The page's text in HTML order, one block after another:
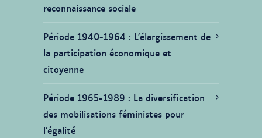
reconnaissance sociale
Période 1940-1964
L’élargissement de
la participation économique et
citoyenne
Période 1965-1989
La diversification
des mobilisations féministes pour
l’égalité